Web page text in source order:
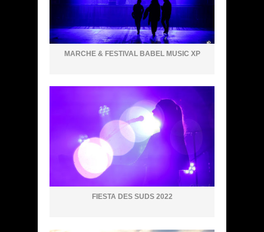
MARCHE & FESTIVAL BABEL MUSIC XP
FIESTA DES SUDS 2022